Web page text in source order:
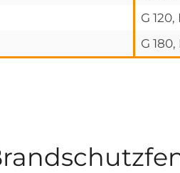
G 120,
G 180,